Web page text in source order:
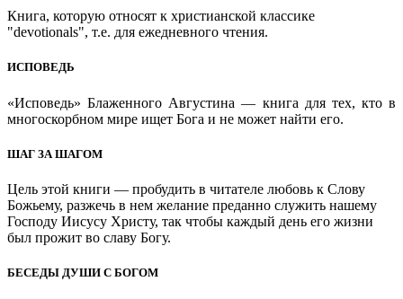
Книга, которую относят к христианской классике
"devotionals", т.е. для ежедневного чтения.
ИСПОВЕДЬ
«Исповедь» Блаженного Августина — книга для тех, кто в
многоскорбном мире ищет Бога и не может найти его.
ШАГ ЗА ШАГОМ
Цель этой книги — пробудить в читателе любовь к Слову
Божьему, разжечь в нем желание преданно служить нашему
Господу Иисусу Христу, так чтобы каждый день его жизни
был прожит во славу Богу.
БЕСЕДЫ ДУШИ С БОГОМ